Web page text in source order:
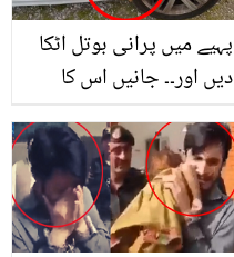
پہیے میں پرانی بوتل اٹکا
دیں اور۔۔ جانیں اس کا
استعمال جو آپ کو بڑی
مصیبت سے بچا سکتا ہے